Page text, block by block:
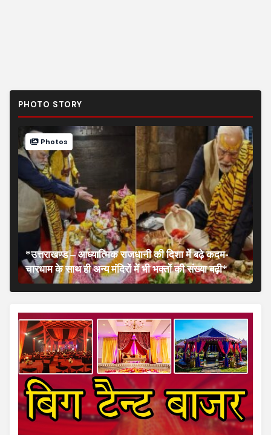
PHOTO STORY
Photos
*उत्तराखण्ड – आध्यात्मिक राजधानी की दिशा में बढ़े कदम-
चारधाम के साथ ही अन्य मंदिरों में भी भक्तों की संख्या बढ़ी*